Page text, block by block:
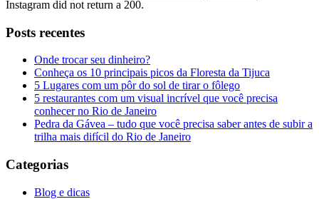
Instagram did not return a 200.
Posts recentes
Onde trocar seu dinheiro?
Conheça os 10 principais picos da Floresta da Tijuca
5 Lugares com um pôr do sol de tirar o fôlego
5 restaurantes com um visual incrível que você precisa
conhecer no Rio de Janeiro
Pedra da Gávea – tudo que você precisa saber antes de subir a
trilha mais difícil do Rio de Janeiro
Categorias
Blog e dicas